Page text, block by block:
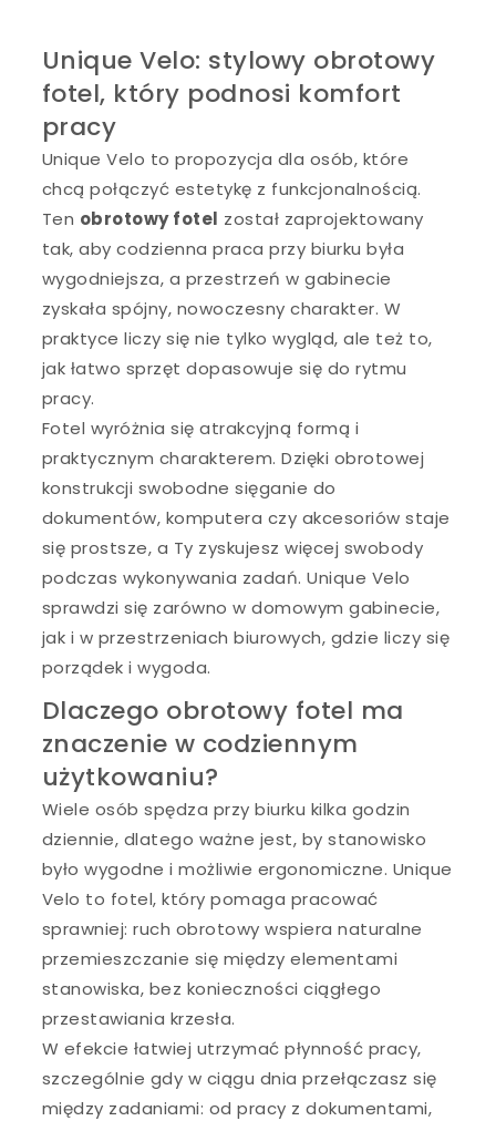
Unique Velo: stylowy obrotowy
fotel, który podnosi komfort
pracy
Unique Velo to propozycja dla osób, które
chcą połączyć estetykę z funkcjonalnością.
Ten obrotowy fotel został zaprojektowany
tak, aby codzienna praca przy biurku była
wygodniejsza, a przestrzeń w gabinecie
zyskała spójny, nowoczesny charakter. W
praktyce liczy się nie tylko wygląd, ale też to,
jak łatwo sprzęt dopasowuje się do rytmu
pracy.
Fotel wyróżnia się atrakcyjną formą i
praktycznym charakterem. Dzięki obrotowej
konstrukcji swobodne sięganie do
dokumentów, komputera czy akcesoriów staje
się prostsze, a Ty zyskujesz więcej swobody
podczas wykonywania zadań. Unique Velo
sprawdzi się zarówno w domowym gabinecie,
jak i w przestrzeniach biurowych, gdzie liczy się
porządek i wygoda.
Dlaczego obrotowy fotel ma
znaczenie w codziennym
użytkowaniu?
Wiele osób spędza przy biurku kilka godzin
dziennie, dlatego ważne jest, by stanowisko
było wygodne i możliwie ergonomiczne. Unique
Velo to fotel, który pomaga pracować
sprawniej: ruch obrotowy wspiera naturalne
przemieszczanie się między elementami
stanowiska, bez konieczności ciągłego
przestawiania krzesła.
W efekcie łatwiej utrzymać płynność pracy,
szczególnie gdy w ciągu dnia przełączasz się
między zadaniami: od pracy z dokumentami,